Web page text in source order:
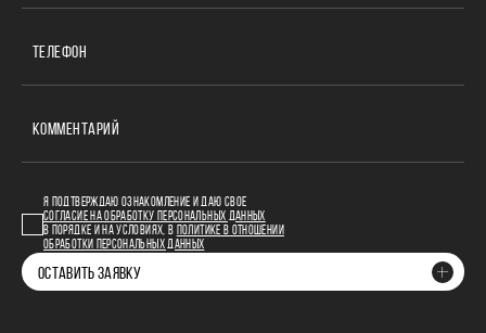
ТЕЛЕФОН
КОММЕНТАРИЙ
Я ПОДТВЕРЖДАЮ ОЗНАКОМЛЕНИЕ И ДАЮ СВОЕ
СОГЛАСИЕ НА ОБРАБОТКУ ПЕРСОНАЛЬНЫХ ДАННЫХ
В ПОРЯДКЕ И НА УСЛОВИЯХ, В
ПОЛИТИКЕ В ОТНОШЕНИИ
ОБРАБОТКИ ПЕРСОНАЛЬНЫХ ДАННЫХ
ОСТАВИТЬ ЗАЯВКУ